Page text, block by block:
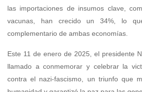
las importaciones de insumos clave,
vacunas, han crecido un 34%, lo
complementario de ambas economías.
Este 11 de enero de 2025, el presidente
llamado a conmemorar y celebrar la
contra el nazi-fascismo, un triunfo que